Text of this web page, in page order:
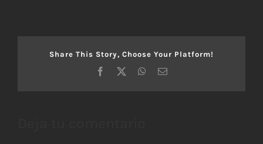
Share This Story, Choose Your Platform!
Facebook WhatsApp
Correo